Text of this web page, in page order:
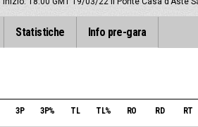
Statistiche Info pre-gara
3P 3P% TL TL% RO RD RT